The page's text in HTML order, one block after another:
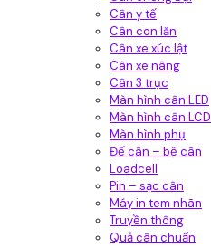
Cân y tế
Cân con lăn
Cân xe xúc lật
Cân xe nâng
Cân 3 trục
Màn hình cân LED
Màn hình cân LCD
Màn hình phụ
Đế cân – bệ cân
Loadcell
Pin – sạc cân
Máy in tem nhãn
Truyền thông
Quả cân chuẩn